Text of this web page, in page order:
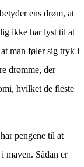
ens drøm, at
ikke har lyst til at
man føler sig tryk i
drømme, der
hvilket de fleste
pengene til at
maven. Sådan er